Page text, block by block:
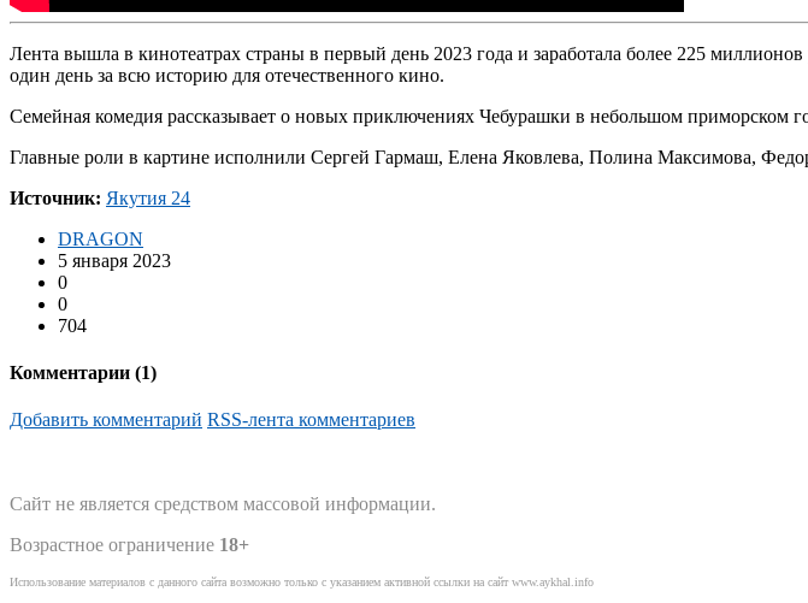
Лента вышла в кинотеатрах страны в первый день 2023 года и заработала более 225
один день за всю историю для отечественного кино.
Семейная комедия рассказывает о новых приключениях Чебурашки в небольшом приморском
Главные роли в картине исполнили Сергей Гармаш, Елена Яковлева, Полина Максимова,
Источник: Якутия 24
DRAGON
5 января 2023
0
0
704
Комментарии (1)
Добавить комментарий RSS-лента комментариев
Сайт не является средством массовой информации.
Возрастное ограничение 18+
Использование материалов с данного сайта возможно только с указанием активной ссылки на сайт www.aykhal.info